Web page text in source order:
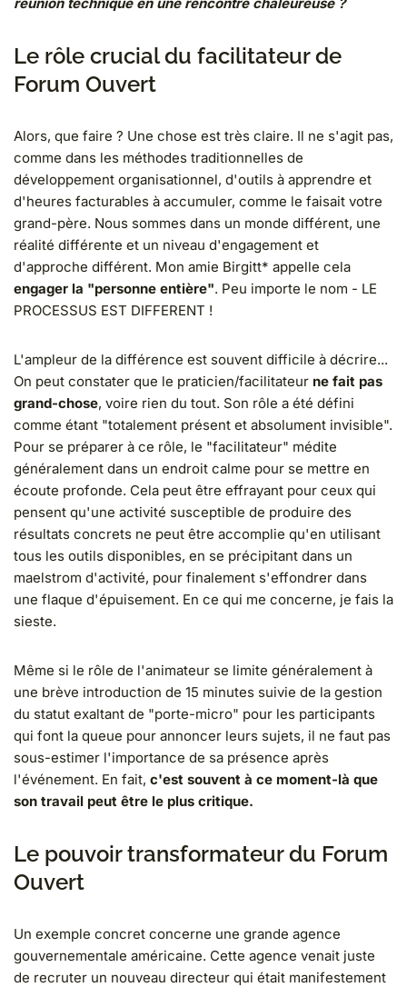
Le rôle crucial du facilitateur de
Forum Ouvert
Alors, que faire ? Une chose est très claire. Il ne s'agit pas,
comme dans les méthodes traditionnelles de
développement organisationnel, d'outils à apprendre et
d'heures facturables à accumuler, comme le faisait votre
grand-père. Nous sommes dans un monde différent, une
réalité différente et un niveau d'engagement et
d'approche différent. Mon amie Birgitt* appelle cela
engager la "personne entière". Peu importe le nom - LE
PROCESSUS EST DIFFERENT !
L'ampleur de la différence est souvent difficile à décrire...
On peut constater que le praticien/facilitateur ne fait pas
grand-chose, voire rien du tout. Son rôle a été défini
comme étant "totalement présent et absolument invisible".
Pour se préparer à ce rôle, le "facilitateur" médite
généralement dans un endroit calme pour se mettre en
écoute profonde. Cela peut être effrayant pour ceux qui
pensent qu'une activité susceptible de produire des
résultats concrets ne peut être accomplie qu'en utilisant
tous les outils disponibles, en se précipitant dans un
maelstrom d'activité, pour finalement s'effondrer dans
une flaque d'épuisement. En ce qui me concerne, je fais la
sieste.
Même si le rôle de l'animateur se limite généralement à
une brève introduction de 15 minutes suivie de la gestion
du statut exaltant de "porte-micro" pour les participants
qui font la queue pour annoncer leurs sujets, il ne faut pas
sous-estimer l'importance de sa présence après
l'événement. En fait, c'est souvent à ce moment-là que
son travail peut être le plus critique.
Le pouvoir transformateur du Forum
Ouvert
Un exemple concret concerne une grande agence
gouvernementale américaine. Cette agence venait juste
de recruter un nouveau directeur qui était manifestement